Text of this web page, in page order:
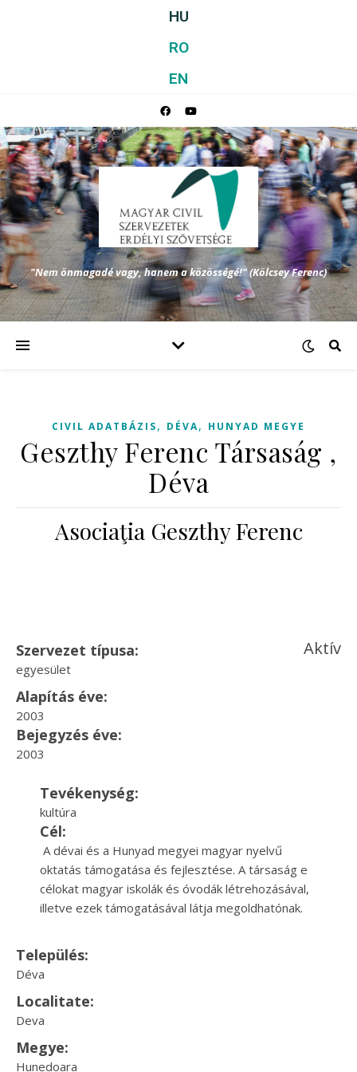
HU
RO
EN
"Nem önmagadé vagy, hanem a közösségé!" (Kölcsey Ferenc)
CIVIL ADATBÁZIS, DÉVA, HUNYAD MEGYE
Geszthy Ferenc Társaság ,
Déva
Asociaţia Geszthy Ferenc
Szervezet típusa:
egyesület
Aktív
Alapítás éve:
2003
Bejegyzés éve:
2003
Tevékenység:
kultúra
Cél:
A dévai és a Hunyad megyei magyar nyelvű
oktatás támogatása és fejlesztése. A társaság e
célokat magyar iskolák és óvodák létrehozásával,
illetve ezek támogatásával látja megoldhatónak.
Település:
Déva
Localitate:
Deva
Megye:
Hunedoara